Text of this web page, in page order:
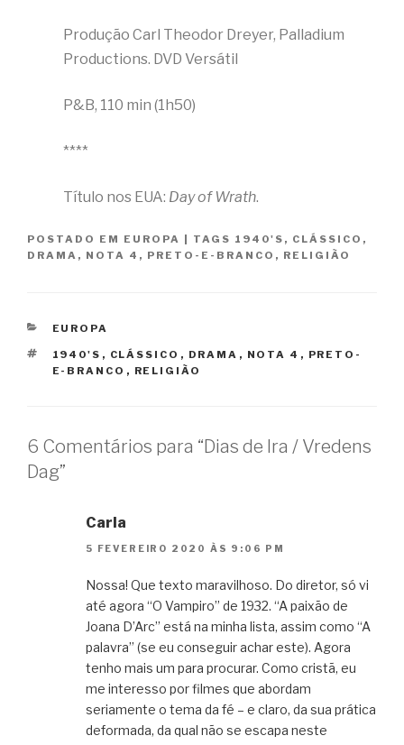
Produção Carl Theodor Dreyer, Palladium
Productions. DVD Versátil
P&B, 110 min (1h50)
****
Título nos EUA: Day of Wrath.
POSTADO EM EUROPA | TAGS 1940'S , CLÁSSICO ,
DRAMA , NOTA 4 , PRETO-E-BRANCO , RELIGIÃO
CATEGORIAS
EUROPA
TAGS
1940'S , CLÁSSICO , DRAMA , NOTA 4 , PRETO-
E-BRANCO , RELIGIÃO
6 Comentários para “Dias de Ira / Vredens
Dag”
Carla
5 FEVEREIRO 2020 ÀS 9:06 PM
Nossa! Que texto maravilhoso. Do diretor, só vi
até agora “O Vampiro” de 1932. “A paixão de
Joana D’Arc” está na minha lista, assim como “A
palavra” (se eu conseguir achar este). Agora
tenho mais um para procurar. Como cristã, eu
me interesso por filmes que abordam
seriamente o tema da fé – e claro, da sua prática
deformada, da qual não se escapa neste